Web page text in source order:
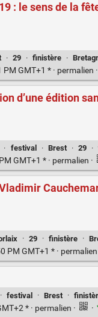
: le sens de la
· 29 · finistère ·
GMT+1 * · permalien ·
d’une édition
· festival · Brest · 29 ·
GMT+1 * · permalien ·
Vladimir
· 29 · finistère ·
PM GMT+1 * · permalien
· festival · Brest ·
* · permalien · ·